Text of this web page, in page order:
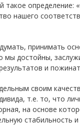
такое определение:
нашего
принимать
мы достойны,
и
своим
т.е. то, что
на основе
стабильность и